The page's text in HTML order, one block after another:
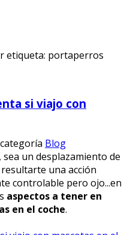
etiqueta: portaperros
si viajo con
Blog
un desplazamiento de
una acción
controlable pero ojo...en
aspectos a tener en
en el coche.